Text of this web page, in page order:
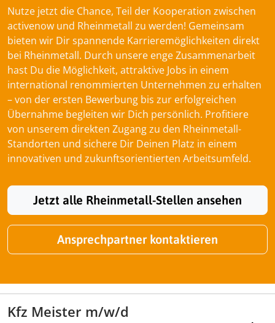
Nutze jetzt die Chance, Teil der Kooperation zwischen
activenow und Rheinmetall zu werden! Gemeinsam
bieten wir Dir spannende Karrieremöglichkeiten direkt
bei Rheinmetall. Durch unsere enge Zusammenarbeit
hast Du die Möglichkeit, attraktive Jobs in einem
international renommierten Unternehmen zu erhalten
– von der ersten Bewerbung bis zur erfolgreichen
Übernahme begleiten wir Dich persönlich. Profitiere
von unserem direkten Zugang zu den Rheinmetall-
Standorten und sichere Dir Deinen Platz in einem
innovativen und zukunftsorientierten Arbeitsumfeld.
Jetzt alle Rheinmetall-Stellen ansehen
Ansprechpartner kontaktieren
Kfz Meister m/w/d